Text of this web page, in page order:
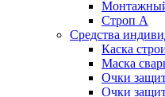
Строп А
Средства
Каска
Маска
Очки
Очки